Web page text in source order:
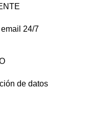
24/7
de datos